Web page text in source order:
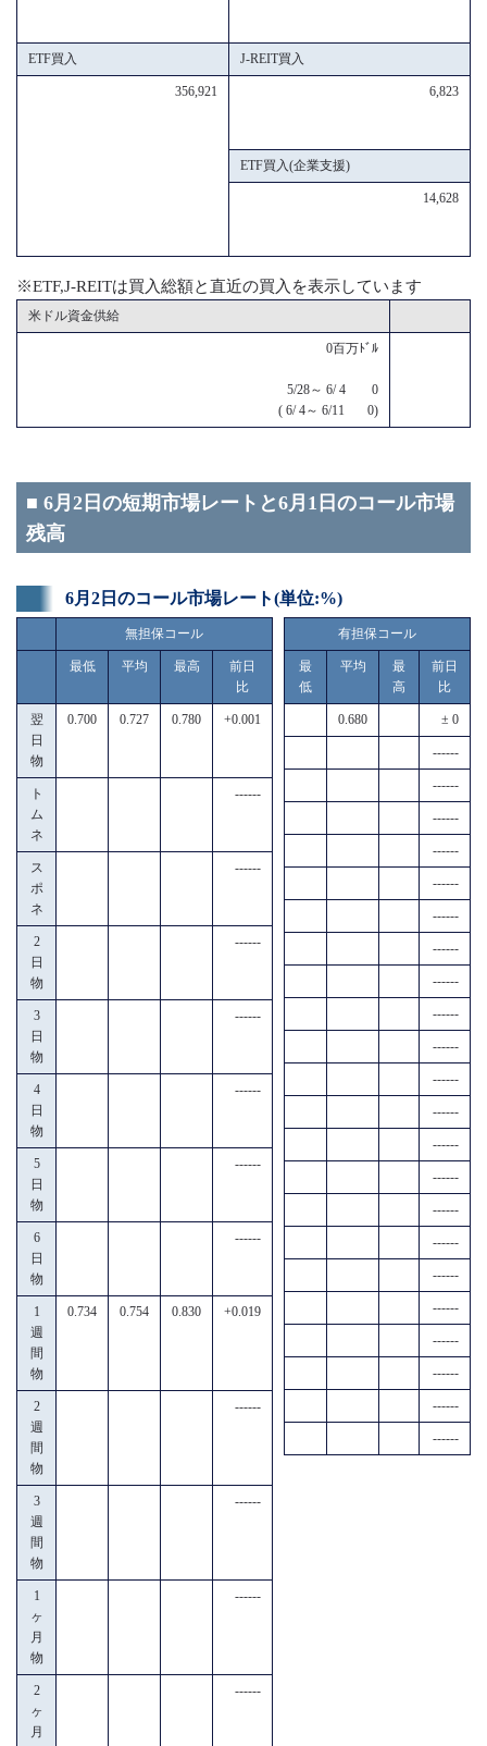
ETF買入 J-REIT買入
356,921 6,823
ETF買入(企業支援)
14,628
※ETF,J-REITは買入総額と直近の買入を表示しています
米ドル資金供給
0百万ﾄﾞﾙ
5/28～ 6/ 4 0
( 6/ 4～ 6/11 0)
■ 6月2日の短期市場レートと6月1日のコール市場
残高
6月2日のコール市場レート(単位:%)
無担保コール
最低 平均 最高
前日
比
翌
日
物
0.700 0.727 0.780 +0.001
ト
ム
ネ
------
ス
ポ
ネ
------
2
日
物
------
3
日
物
------
4
日
物
------
5
日
物
------
6
日
物
------
1
週
間
物
0.734 0.754 0.830 +0.019
2
週
間
物
------
3
週
間
物
------
1
ヶ
月
物
------
2
ヶ
月
------
有担保コール
最
低
平均
最
高
前日
比
0.680 ± 0
------
------
------
------
------
------
------
------
------
------
------
------
------
------
------
------
------
------
------
------
------
------